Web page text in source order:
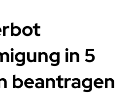
in 5
beantragen